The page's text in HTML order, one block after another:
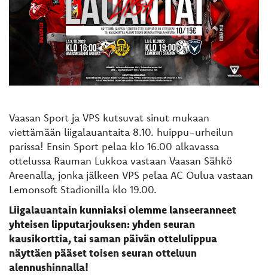
Vaasan Sport ja VPS kutsuvat sinut mukaan
viettämään liigalauantaita 8.10. huippu-urheilun
parissa! Ensin Sport pelaa klo 16.00 alkavassa
ottelussa Rauman Lukkoa vastaan Vaasan Sähkö
Areenalla, jonka jälkeen VPS pelaa AC Oulua vastaan
Lemonsoft Stadionilla klo 19.00.
Liigalauantain kunniaksi olemme lanseeranneet
yhteisen lipputarjouksen: yhden seuran
kausikorttia, tai saman päivän ottelulippua
näyttäen pääset toisen seuran otteluun
alennushinnalla!